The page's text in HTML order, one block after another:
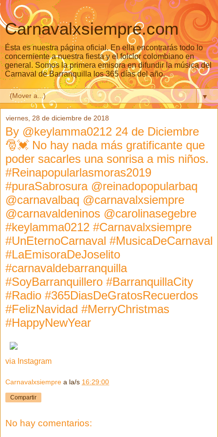
Carnavalxsiempre.com
Ésta es nuestra página oficial. En ella encontrarás todo lo
concerniente a nuestra fiesta y el folclor colombiano en
general. Somos la primera emisora en difundir la música del
Carnaval de Barranquilla los 365 días del año.
▼
viernes, 28 de diciembre de 2018
By @keylamma0212 24 de Diciembre
🎅💓 No hay nada más gratificante que
poder sacarles una sonrisa a mis niños.
#Reinapopularlasmoras2019
#puraSabrosura @reinadopopularbaq
@carnavalbaq @carnavalxsiempre
@carnavaldeninos @carolinasegebre
#keylamma0212 #Carnavalxsiempre
#UnEternoCarnaval #MusicaDeCarnaval
#LaEmisoraDeJoselito
#carnavaldebarranquilla
#SoyBarranquillero #BarranquillaCity
#Radio #365DiasDeGratosRecuerdos
#FelizNavidad #MerryChristmas
#HappyNewYear
via Instagram
Carnavalxsiempre a la/s 16:29:00
Compartir
No hay comentarios: